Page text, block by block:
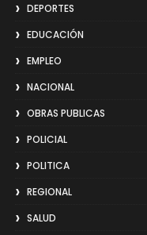
DEPORTES
EDUCACIÓN
EMPLEO
NACIONAL
OBRAS PUBLICAS
POLICIAL
POLITICA
REGIONAL
SALUD